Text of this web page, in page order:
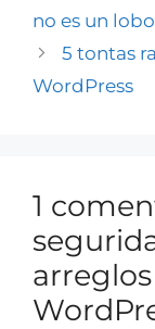
no es un
5 tontas
WordPress
1